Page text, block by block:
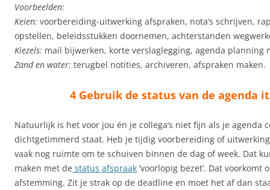
Voorbeelden:
Keien: voorbereiding-uitwerking afspraken, nota’s schrijven,
opstellen, beleidsstukken doornemen, achterstanden
Kiezels: mail bijwerken, korte verslaglegging, agenda planning
Zand en water: terugbel notities, archiveren, afspraken maken.
4 Gebruik de status van de agenda
Natuurlijk is het voor jou én je collega’s niet fijn als je agenda
dichtgetimmerd staat. Heb je tijdig voorbereiding of
vaak nog ruimte om te schuiven binnen de dag of week. Dat
maken met de status afspraak ‘voorlopig bezet’. Dat voorkomt
afstemming. Zit je strak op de deadline en moet het af dan